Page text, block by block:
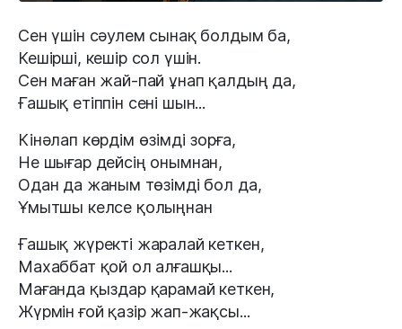
Сен үшін сәулем сынақ болдым ба,
Кешірші, кешір сол үшін.
Сен маған жай-пай ұнап қалдың да,
Ғашық етіппін сені шын...
Кінәлап көрдім өзімді зорға,
Не шығар дейсің онымнан,
Одан да жаным төзімді бол да,
Ұмытшы келсе қолыңнан
Ғашық жүректі жаралай кеткен,
Махаббат қой ол алғашқы...
Мағанда қыздар қарамай кеткен,
Жүрмін ғой қазір жап-жақсы...